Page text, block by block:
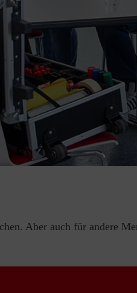
Aber auch für andere